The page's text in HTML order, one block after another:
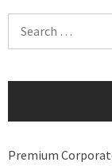
Premium